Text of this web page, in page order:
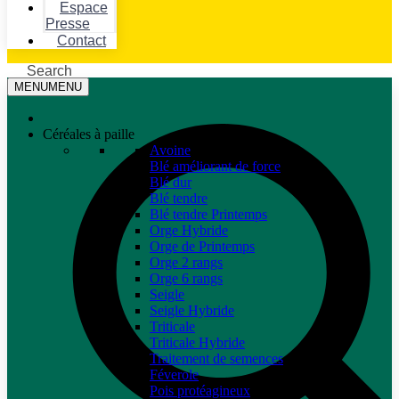
Espace
Presse
Contact
Search
MENUMENU
Céréales à paille
Avoine
Blé améliorant de force
Blé dur
Blé tendre
Blé tendre Printemps
Orge Hybride
Orge de Printemps
Orge 2 rangs
Orge 6 rangs
Seigle
Seigle Hybride
Triticale
Triticale Hybride
Traitement de semences
Féverole
Pois protéagineux